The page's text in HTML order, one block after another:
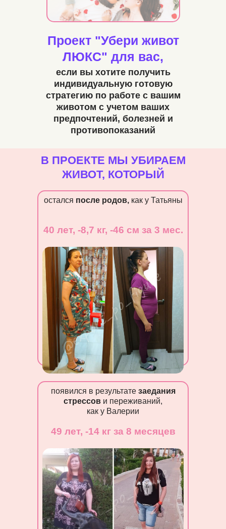
Проект "Убери живот
ЛЮКС" для вас,
если вы хотите получить
индивидуальную готовую
стратегию по работе с вашим
животом с учетом ваших
предпочтений, болезней и
противопоказаний
В ПРОЕКТЕ МЫ УБИРАЕМ
ЖИВОТ, КОТОРЫЙ
остался после родов,как у Татьяны
появился в результате заедания
стрессов и переживаний,
как у Валерии
40 лет, -8,7 кг, -46 см за 3 мес.
49 лет, -14 кг за 8 месяцев